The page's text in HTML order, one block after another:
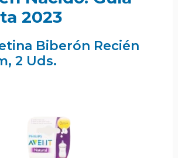
2023
Biberón Recién
2 Uds.